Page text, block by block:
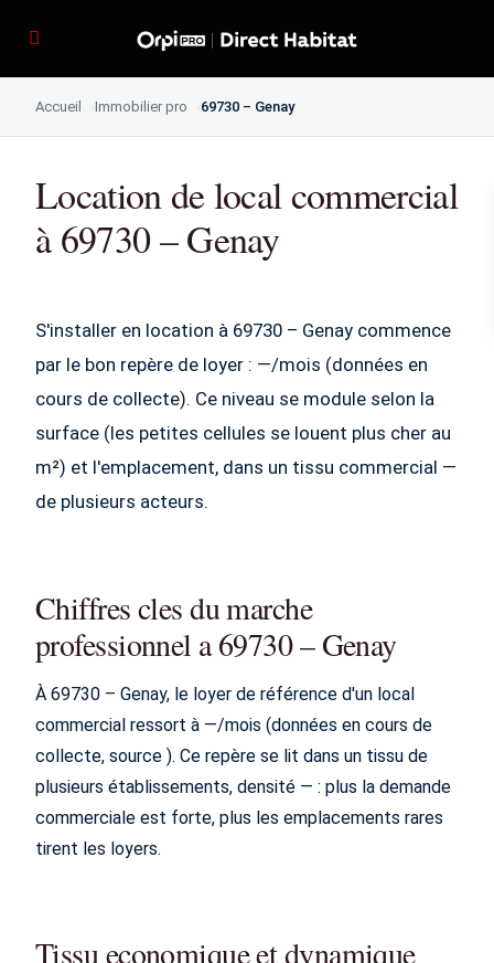
Accueil Immobilier pro 69730 – Genay
Location de local commercial
à 69730 – Genay
S'installer en location à 69730 – Genay commence
par le bon repère de loyer : —/mois (données en
cours de collecte). Ce niveau se module selon la
surface (les petites cellules se louent plus cher au
m²) et l'emplacement, dans un tissu commercial —
de plusieurs acteurs.
Chiffres cles du marche
professionnel a 69730 – Genay
À 69730 – Genay, le loyer de référence d'un local
commercial ressort à —/mois (données en cours de
collecte, source ). Ce repère se lit dans un tissu de
plusieurs établissements, densité — : plus la demande
commerciale est forte, plus les emplacements rares
tirent les loyers.
Tissu economique et dynamique